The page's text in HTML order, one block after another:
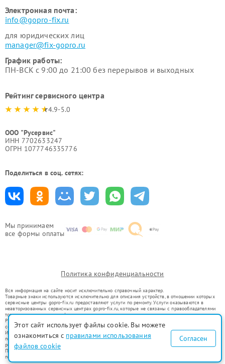
Мы принимаем
все формы оплаты
Электронная почта:
info@gopro-fix.ru
для юридических лиц
manager@fix-gopro.ru
График работы:
ПН-ВСК с 9:00 до 21:00 без перерывов и выходных
Рейтинг сервисного центра
4.9-5.0
ООО "Русервис"
ИНН 7702633247
ОГРН 1077746335776
Поделиться в соц. сетях:
Политика конфиденциальности
Вся информация на сайте носит исключительно справочный характер.
Товарные знаки используются исключительно для описания устройств, в отношении которых
сервисные центры gopro-fix.ru предоставляют услуги по ремонту. Услуги оказываются в
неавторизованных сервисных центрах gopro-fix.ru, которые не связаны с правообладателями
товарных знаков или их официальными представителями.
Ремонт осуществляется для устройств, уже введенных в гражданский оборот в соответствии
со статьей 1487 ГК РФ.
Использование товарных знаков не преследует цели индивидуализации услуг или введения
потребителей в заблуждение, а служит для информирования о предоставляемых услугах по
ремонту техники указанных брендов.
Представленная на сайте информация не является публичной офертой, определяемой
положениями Статьи 437(2) Гражданского кодекса РФ
Этот сайт использует файлы cookie. Вы можете
ознакомиться с правилами использования
файлов cookie
Согласен